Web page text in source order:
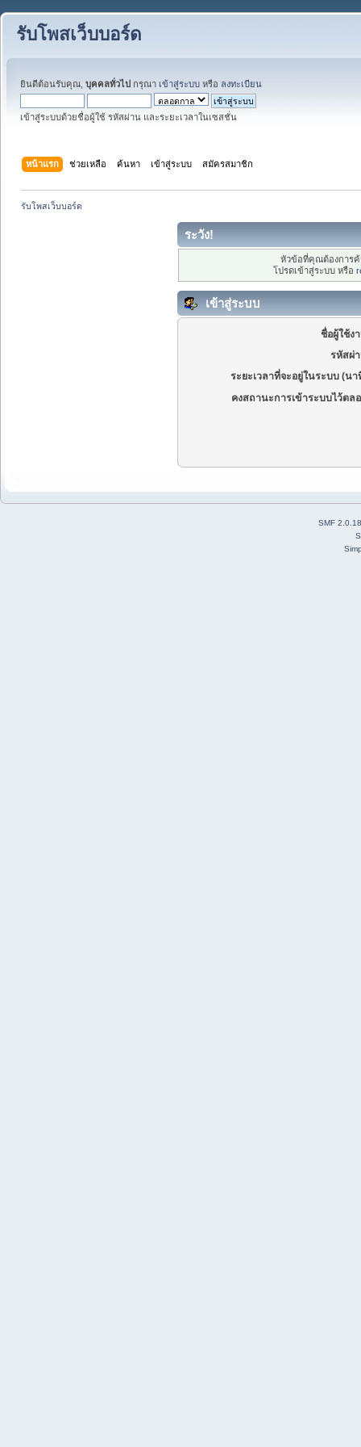
รับโพสเว็บบอร์ด
ยินดีต้อนรับคุณ, บุคคลทั่วไป กรุณา เข้าสู่ระบบ หรือ ลงทะเบียน
เข้าสู่ระบบด้วยชื่อผู้ใช้ รหัสผ่าน และระยะเวลาในเซสชั่น
หน้าแรก ช่วยเหลือ ค้นหา เข้าสู่ระบบ สมัครสมาชิก
รับโพสเว็บบอร์ด
ระวัง!
หัวข้อที่คุณต้องการ
โปรดเข้าสู่ระบบ หรือ
เข้าสู่ระบบ
ชื่อผู้ใช้ง
รหัสผ่
ระยะเวลาที่จะอยู่ในระบบ (นา
คงสถานะการเข้าระบบไว้ตล
SMF 2.0.18